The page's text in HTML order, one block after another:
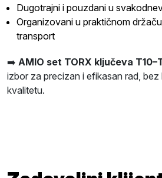
Dugotrajni i pouzdani u
Organizovani u praktičnom
transport
➡️ AMIO set TORX ključeva
izbor za precizan i efikasan rad, bez
kvalitetu.